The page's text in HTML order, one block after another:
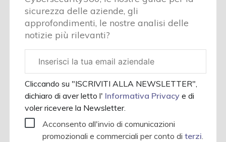
sicurezza delle aziende, gli
approfondimenti, le nostre analisi delle
notizie più rilevanti?
aziendale
Cliccando su "ISCRIVITI ALLA NEWSLETTER",
dichiaro di aver letto l' Informativa Privacye di
voler ricevere la Newsletter.
Acconsento all'invio di comunicazioni
promozionali e commerciali per conto diterzi